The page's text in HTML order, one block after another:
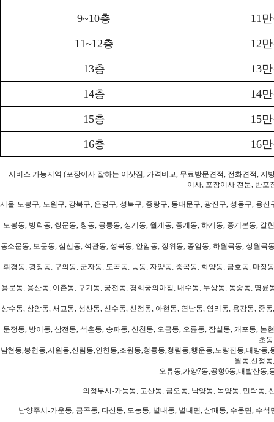
9~10층 11
11~12층 12
13층 13
14층 14
15층 15
16층 16
- 서비스 가능지역 (포장이사 잘하는 이삿짐, 가격비교, 무료방문견적, 전화견적,
이사, 포장이사 전문, 반포
서울-도봉구, 노원구, 강북구, 은평구, 성북구, 중랑구, 동대문구, 광진구, 성동구, 용
도봉동, 방학동, 쌍문동, 창동, 공릉동, 상계동, 월계동, 중계동, 하계동, 중계본동,
동소문동, 보문동, 삼선동, 석관동, 성북동, 안암동, 장위동, 종암동, 하월곡동, 상월
휘경동, 광장동, 구의동, 군자동, 도곡동, 능동, 자양동, 중곡동, 화양동, 금호동, 마
용문동, 용산동, 이촌동, 구기동, 궁전동, 경희궁의아침, 내수동, 누상동, 동숭동, 명
상수동, 상암동, 서교동, 성산동, 신수동, 신정동, 아현동, 연남동, 염리동, 용강동, 중
문정동, 방이동, 삼전동, 석촌동, 송파동, 신천동, 오금동, 오륜동, 잠실동, 개포동,
초
남현동,봉천동,서원동,신림동,인헌동,조원동,청룡동,청림동,행운동,노량진동,대방
월동,신정
오류동,가양7동,공항6동,내발산동,
의정부시-가능동, 고산동, 금오동, 낙양동, 녹양동, 민락동,
남양주시-가운동, 금곡동, 다산동, 도농동, 별내동, 별내면, 삼패동, 수동면, 수